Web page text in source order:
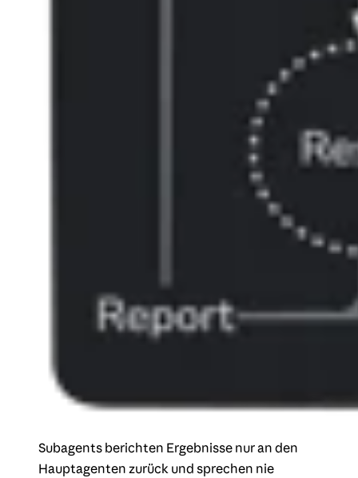
Subagents berichten Ergebnisse nur an den
Hauptagenten zurück und sprechen nie